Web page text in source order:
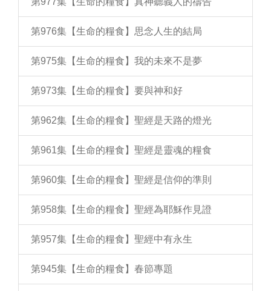
第976集【生命的糧食】思念人生的結局
第975集【生命的糧食】我的未來不是夢
第973集【生命的糧食】要與神和好
第962集【生命的糧食】聖經是天路的燈光
第961集【生命的糧食】聖經是靈魂的糧食
第960集【生命的糧食】聖經是信仰的準則
第958集【生命的糧食】聖經為耶穌作見證
第957集【生命的糧食】聖經中有永生
第945集【生命的糧食】春節專題